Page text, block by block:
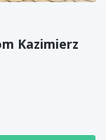
Kazimierz